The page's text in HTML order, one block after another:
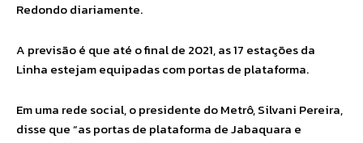
Redondo diariamente.
A previsão é que até o final de 2021, as 17 estações da
Linha estejam equipadas com portas de plataforma.
Em uma rede social, o presidente do Metrô, Silvani Pereira,
disse que “as portas de plataforma de Jabaquara e